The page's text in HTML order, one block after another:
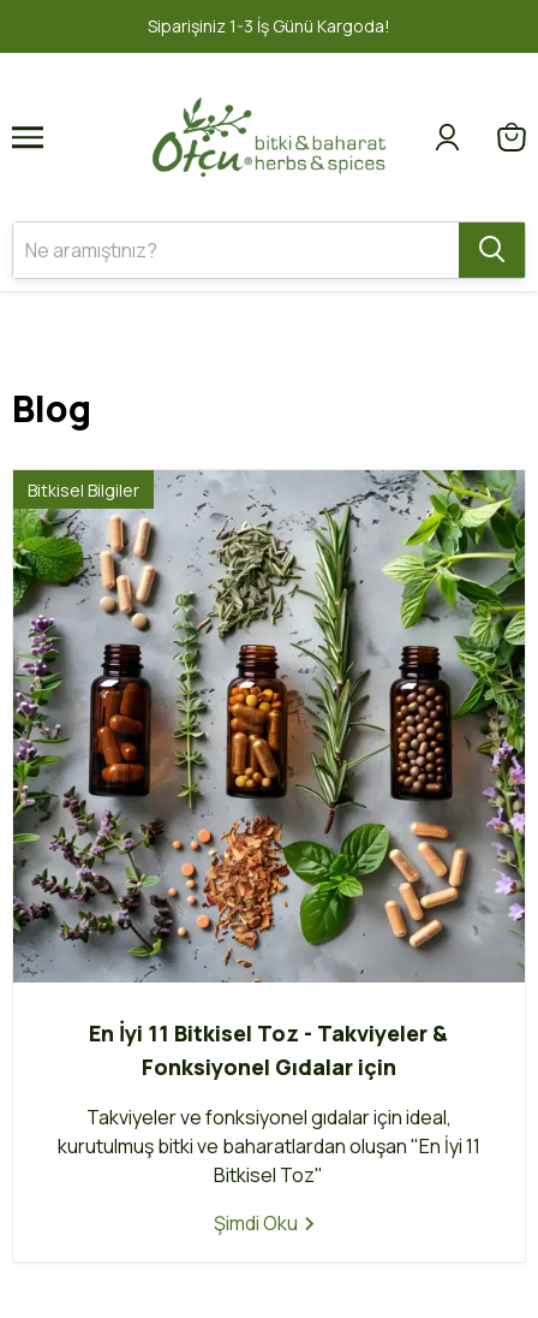
2000 TL ve üzeri ÜCRETSİZ
1 2
Blog
En İyi 11 Bitkisel Toz - Takviyeler &
Fonksiyonel Gıdalar için
Takviyeler ve fonksiyonel gıdalar için ideal,
kurutulmuş bitki ve baharatlardan oluşan "En İyi 11
Bitkisel Toz"
Bitkisel Bilgiler
Şimdi Oku